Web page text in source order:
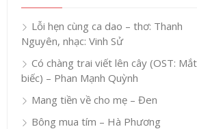
Lỗi hẹn cùng ca dao – thơ: Thanh
Nguyên, nhạc: Vinh Sử
Có chàng trai viết lên cây (OST: Mắt
biếc) – Phan Mạnh Quỳnh
Mang tiền về cho mẹ – Đen
Bông mua tím – Hà Phương